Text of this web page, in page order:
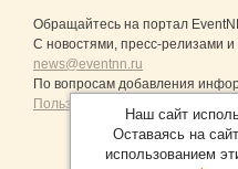
Обращайтесь на портал
С новостями, пресс-релизами и
news@eventnn.ru
По вопросам добавления
Пользовательское
Наш сайт
Оставаясь на
использованием